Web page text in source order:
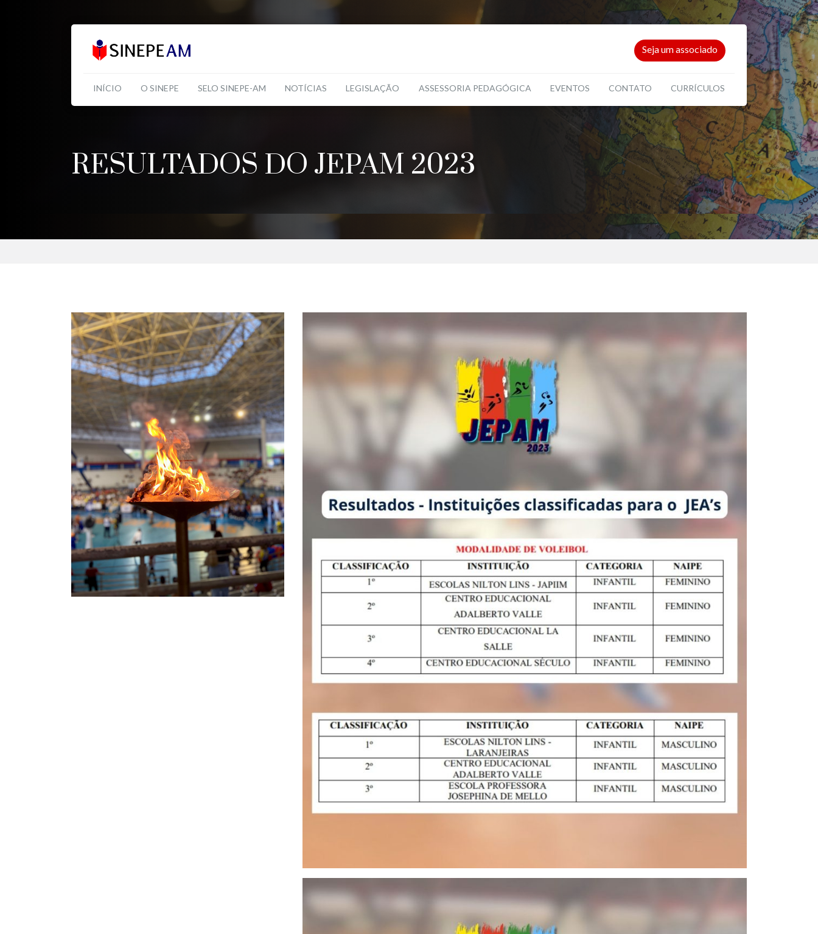
Seja um associado
INÍCIO O SINEPE SELO SINEPE-AM NOTÍCIAS LEGISLAÇÃO ASSESSORIA PEDAGÓGICA EVENTOS CONTATO CURRÍCULOS
RESULTADOS DO JEPAM 2023